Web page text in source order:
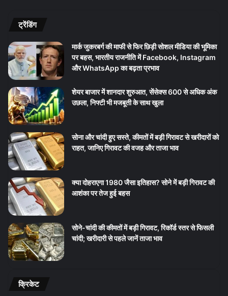
ट्रेंडिंग
मार्क जुकरबर्ग की माफी से फिर छिड़ी सोशल मीडिया की भूमिका
पर बहस, भारतीय राजनीति में Facebook, Instagram
और WhatsApp का बढ़ता प्रभाव
शेयर बाजार में शानदार शुरुआत, सेंसेक्स 600 से अधिक अंक
उछला, निफ्टी भी मजबूती के साथ खुला
सोना और चांदी हुए सस्ते, कीमतों में बड़ी गिरावट से खरीदारों को
राहत, जानिए गिरावट की वजह और ताजा भाव
क्या दोहराएगा 1980 जैसा इतिहास? सोने में बड़ी गिरावट की
आशंका पर तेज हुई बहस
सोने-चांदी की कीमतों में बड़ी गिरावट, रिकॉर्ड स्तर से फिसली
चांदी; खरीदारी से पहले जानें ताजा भाव
क्रिकेट